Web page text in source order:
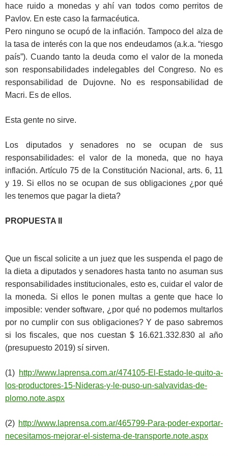
hace ruido a monedas y ahí van todos como perritos de
Pavlov. En este caso la farmacéutica.
Pero ninguno se ocupó de la inflación. Tampoco del alza de
la tasa de interés con la que nos endeudamos (a.k.a. “riesgo
país”). Cuando tanto la deuda como el valor de la moneda
son responsabilidades indelegables del Congreso. No es
responsabilidad de Dujovne. No es responsabilidad de
Macri. Es de ellos.
Esta gente no sirve.
Los diputados y senadores no se ocupan de sus
responsabilidades: el valor de la moneda, que no haya
inflación. Artículo 75 de la Constitución Nacional, arts. 6, 11
y 19. Si ellos no se ocupan de sus obligaciones ¿por qué
les tenemos que pagar la dieta?
PROPUESTA II
Que un fiscal solicite a un juez que les suspenda el pago de
la dieta a diputados y senadores hasta tanto no asuman sus
responsabilidades institucionales, esto es, cuidar el valor de
la moneda. Si ellos le ponen multas a gente que hace lo
imposible: vender software, ¿por qué no podemos multarlos
por no cumplir con sus obligaciones? Y de paso sabremos
si los fiscales, que nos cuestan $ 16.621.332.830 al año
(presupuesto 2019) sí sirven.
(1) http://www.laprensa.com.ar/474105-El-Estado-le-quito-a-
los-productores-15-Nideras-y-le-puso-un-salvavidas-de-
plomo.note.aspx
(2) http://www.laprensa.com.ar/465799-Para-poder-exportar-
necesitamos-mejorar-el-sistema-de-transporte.note.aspx